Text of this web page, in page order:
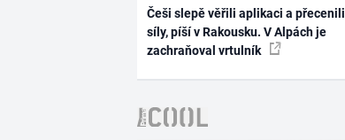
Češi slepě věřili aplikaci a přecenili
síly, píší v Rakousku. V Alpách je
zachraňoval vrtulník